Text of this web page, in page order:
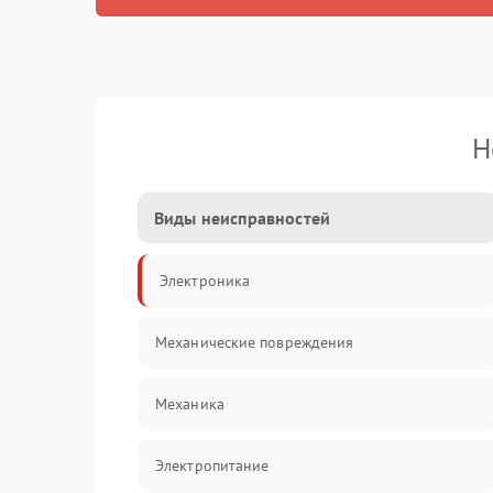
Виды неисправностей
Электроника
Механические повреждения
Механика
Электропитание